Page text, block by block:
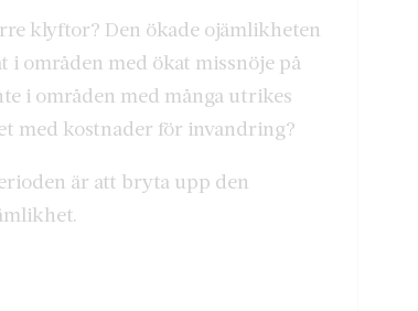
klyftor? Den ökade ojämlikheten
i områden med ökat missnöje på
i områden med många utrikes
med kostnader för invandring?
är att bryta upp den